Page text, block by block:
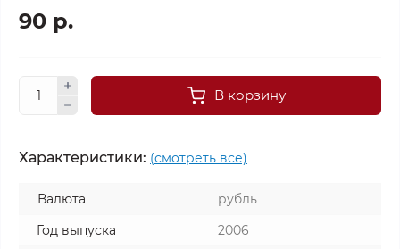
90 р.
В корзину
Характеристики: (смотреть все)
Валюта
рубль
Год выпуска
2006